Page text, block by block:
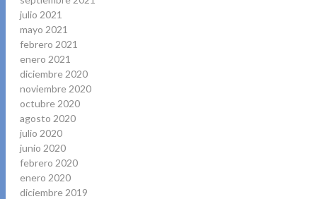
julio 2021
mayo 2021
febrero 2021
enero 2021
diciembre 2020
noviembre 2020
octubre 2020
agosto 2020
julio 2020
junio 2020
febrero 2020
enero 2020
diciembre 2019